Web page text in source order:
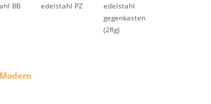
BB
edelstahl PZ
edelstahl
gegenkasten
(2flg)